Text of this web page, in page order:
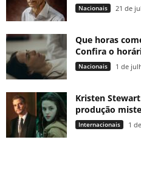
Nacionais 21 de
Que horas
Confira o
Nacionais 1 de
Kristen
produção
Internacionais 1